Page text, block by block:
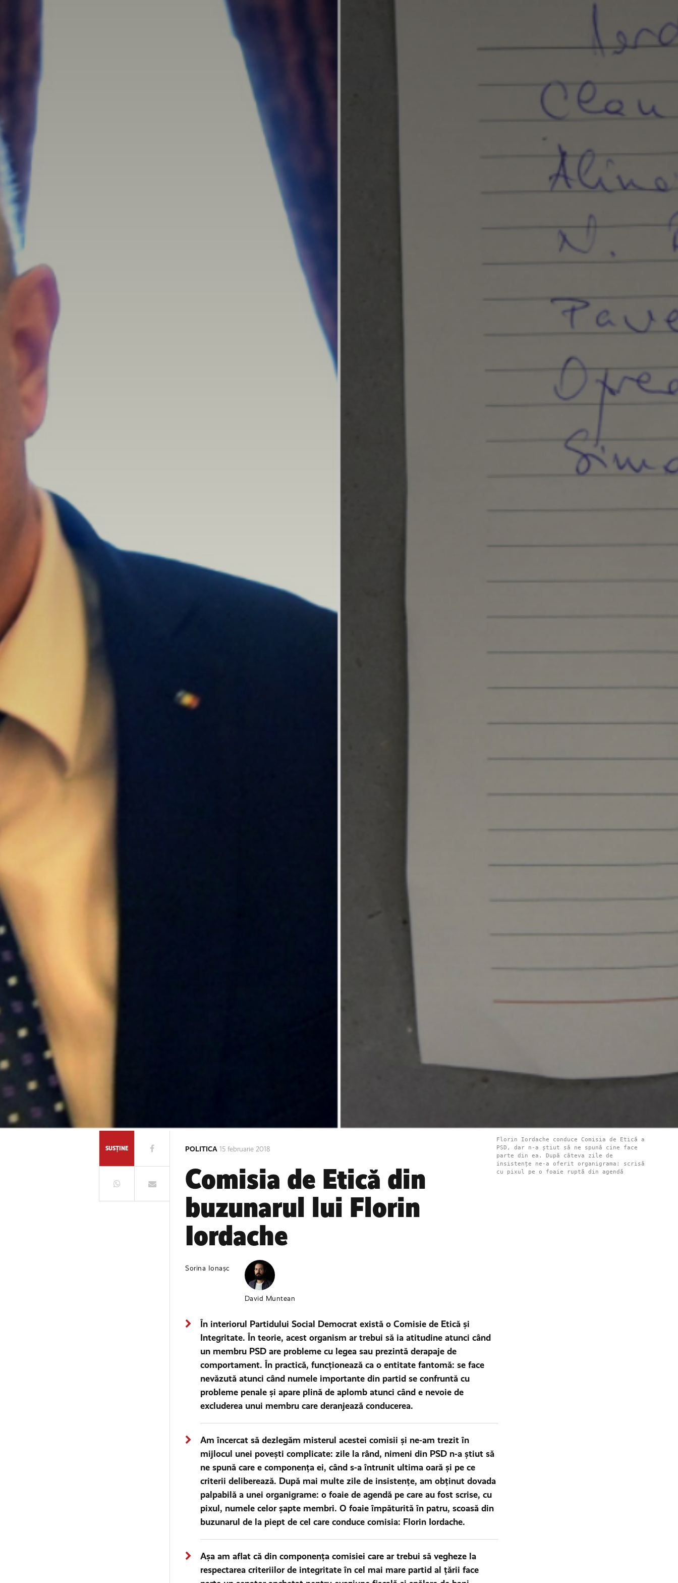
Florin Iordache conduce Comisia de Etică a
PSD, dar n-a știut să ne spună cine face
parte din ea. După câteva zile de
insistențe ne-a oferit organigrama: scrisă
cu pixul pe o foaie ruptă din agendă
SUSȚINE POLITICA 15 februarie 2018
Comisia de Etică din
buzunarul lui Florin
Iordache
Sorina Ionașc
David Muntean
În interiorul Partidului Social Democrat există o Comisie de Etică și
Integritate. În teorie, acest organism ar trebui să ia atitudine atunci când
un membru PSD are probleme cu legea sau prezintă derapaje de
comportament. În practică, funcționează ca o entitate fantomă: se face
nevăzută atunci când numele importante din partid se confruntă cu
probleme penale și apare plină de aplomb atunci când e nevoie de
excluderea unui membru care deranjează conducerea.
Am încercat să dezlegăm misterul acestei comisii și ne-am trezit în
mijlocul unei povești complicate: zile la rând, nimeni din PSD n-a știut să
ne spună care e componența ei, când s-a întrunit ultima oară și pe ce
criterii deliberează. După mai multe zile de insistențe, am obținut dovada
palpabilă a unei organigrame: o foaie de agendă pe care au fost scrise, cu
pixul, numele celor șapte membri. O foaie împăturită în patru, scoasă din
buzunarul de la piept de cel care conduce comisia: Florin Iordache.
Așa am aflat că din componența comisiei care ar trebui să vegheze la
respectarea criteriilor de integritate în cel mai mare partid al țării face